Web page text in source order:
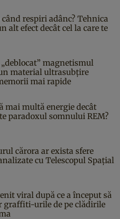
respiri adânc? Tehnica
alt efect decât cel la care te
magnetismul
material ultrasubțire
mai rapide
mai multă energie decât
paradoxul somnului REM?
cărora ar exista sfere
cu Telescopul Spațial
viral după ce a început să
graffiti-urile de pe clădirile